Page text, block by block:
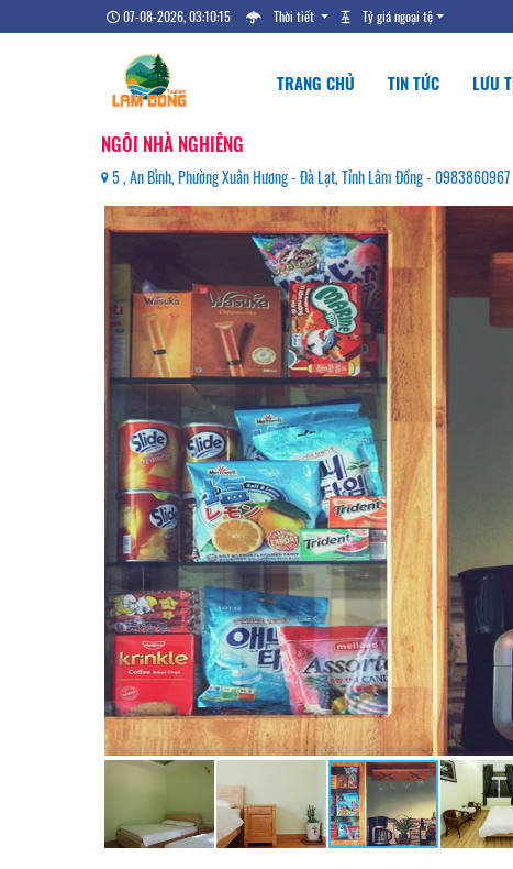
07-08-2026, 03:10:16 Thời tiết Tỷ giá ngoại tệ
TRANG CHỦ TIN TỨC LƯU
NGÔI NHÀ NGHIÊNG
5 , An Bình, Phường Xuân Hương - Đà Lạt, Tỉnh Lâm Đồng - 0983860967